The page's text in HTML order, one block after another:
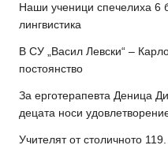
Наши ученици спечелиха 6
лингвистика
В СУ „Васил Левски“ –
постоянство
За ерготерапевта Деница
децата носи
Учителят от столичното